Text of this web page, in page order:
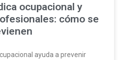
ocupacional y
cómo se
ayuda a prevenir